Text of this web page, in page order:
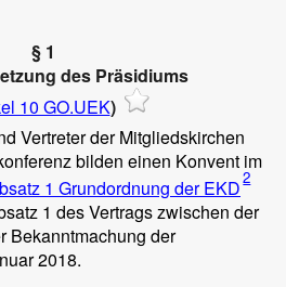
§ 1
des Präsidiums
10 GO.UEK)
Vertreter der Mitgliedskirchen
bilden einen Konvent im
1 Grundordnung der EKD2
1 des Vertrags zwischen der
Bekanntmachung der
2018.